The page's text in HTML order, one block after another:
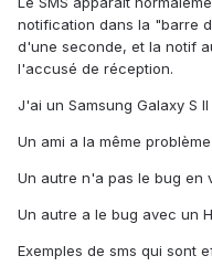
notification dans la "barre
d'une seconde, et la notif
l'accusé de réception.
J'ai un Samsung Galaxy S
Un ami a la même
Un autre n'a pas le bug en
Un autre a le bug avec un
Exemples de sms qui sont